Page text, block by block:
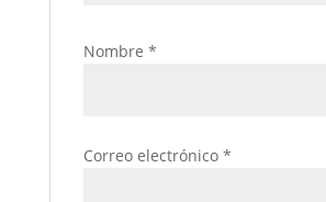
Nombre *
Correo electrónico *